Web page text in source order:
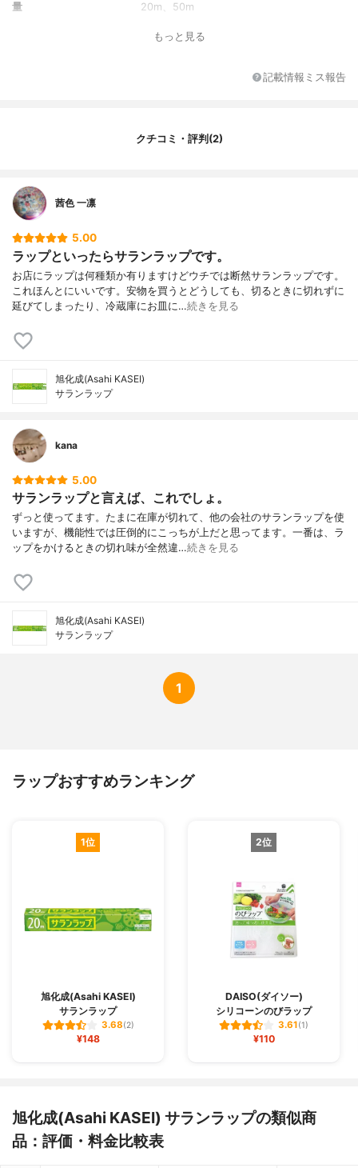
量
20m、50m
もっと見る
記載情報ミス報告
クチコミ・評判(2)
茜色 一凛
5.00
ラップといったらサランラップです。
お店にラップは何種類か有りますけどウチでは断然サランラップです。
これほんとにいいです。安物を買うとどうしても、切るときに切れずに
延びてしまったり、冷蔵庫にお皿に…続きを見る
旭化成(Asahi KASEI)
サランラップ
kana
5.00
サランラップと言えば、これでしょ。
ずっと使ってます。たまに在庫が切れて、他の会社のサランラップを使
いますが、機能性では圧倒的にこっちが上だと思ってます。一番は、ラ
ップをかけるときの切れ味が全然違…続きを見る
旭化成(Asahi KASEI)
サランラップ
1
ラップおすすめランキング
1位
旭化成(Asahi KASEI)
サランラップ
3.68(2)
¥148
2位
DAISO(ダイソー)
シリコーンのびラップ
3.61(1)
¥110
旭化成(Asahi KASEI) サランラップの類似商
品：評価・料金比較表